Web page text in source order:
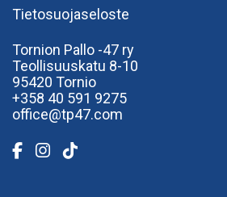
Tietosuojaseloste
Tornion Pallo -47 ry
Teollisuuskatu 8-10
95420 Tornio
+358 40 591 9275
office@tp47.com